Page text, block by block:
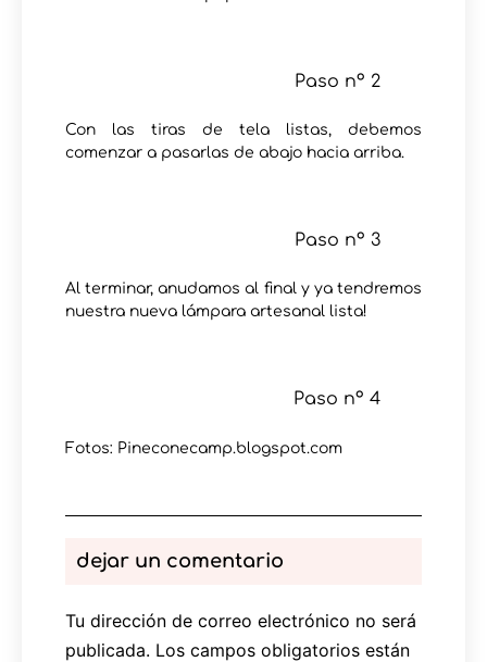
Paso nº 2
Con las tiras de tela listas, debemos
comenzar a pasarlas de abajo hacia arriba.
Paso nº 3
Al terminar, anudamos al final y ya tendremos
nuestra nueva lámpara artesanal lista!
Paso nº 4
Fotos: Pineconecamp.blogspot.com
dejar un comentario
Tu dirección de correo electrónico no será
publicada. Los campos obligatorios están